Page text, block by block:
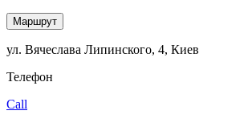
Маршрут
ул. Вячеслава Липинского, 4, Киев
Телефон
Call